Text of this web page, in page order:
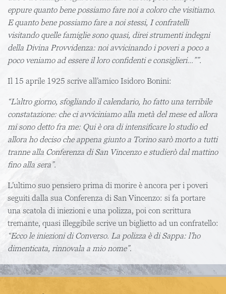
eppure quanto bene possiamo fare noi a coloro che visitiamo.
E quanto bene possiamo fare a noi stessi, I confratelli
visitando quelle famiglie sono quasi, direi strumenti indegni
della Divina Provvidenza: noi avvicinando i poveri a poco a
poco veniamo ad essere il loro confidenti e consiglieri…””.
Il 15 aprile 1925 scrive all’amico Isidoro Bonini:
“L’altro giorno, sfogliando il calendario, ho fatto una terribile
constatazione: che ci avviciniamo alla metà del mese ed allora
mi sono detto fra me: Qui è ora di intensificare lo studio ed
allora ho deciso che appena giunto a Torino sarò morto a tutti
tranne alla Conferenza di San Vincenzo e studierò dal mattino
fino alla sera”.
L’ultimo suo pensiero prima di morire è ancora per i poveri
seguiti dalla sua Conferenza di San Vincenzo: si fa portare
una scatola di iniezioni e una polizza, poi con scrittura
tremante, quasi illeggibile scrive un biglietto ad un confratello:
“Ecco le iniezioni di Converso. La polizza è di Sappa: l’ho
dimenticata, rinnovala a mio nome”.